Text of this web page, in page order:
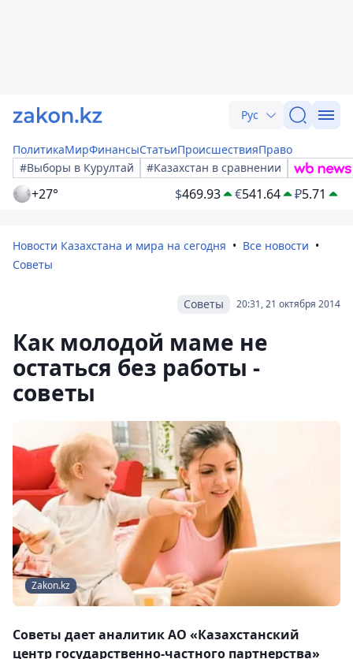
Рус
ПолитикаМирФинансыСтатьиПроисшествияПраво
#Выборы в Курултай
#Казахстан в сравнении
+27° $469.93 €541.64 ₽5.71
Новости Казахстана и мира на сегодня
Все новости
Советы
20:31, 21 октября 2014
Советы
Как молодой маме не
остаться без работы -
советы
Zakon.kz
Советы дает аналитик АО «Казахстанский
центр государственно-частного партнерства»